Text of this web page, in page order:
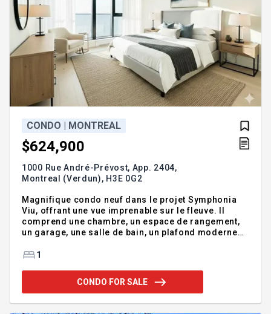
CONDO | MONTREAL
$624,900
1000 Rue André-Prévost, App. 2404,
Montreal (Verdun), H3E 0G2
Magnifique condo neuf dans le projet Symphonia
Viu, offrant une vue imprenable sur le fleuve. Il
comprend une chambre, un espace de rangement,
un garage, une salle de bain, un plafond moderne
fenêtres pleine hauteur baignées de lumière
Saint-Laurent. Un grand balcon/terrasse complète
ce bien. Cette propriété riveraine allie confort
1
CONDO FOR SALE